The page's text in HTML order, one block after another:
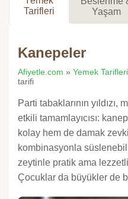
Tarifleri
Yaşam
Kanepeler
Afiyetle.com » Yemek Tarifleri
tarifi
Parti tabaklarının yıldızı,
etkili tamamlayıcısı:
kolay hem de damak
kombinasyonla
zeytinle pratik ama
Çocuklar da büyükler de